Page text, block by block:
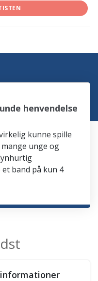
henvendelse
kunne spille
unge og
band på kun 4